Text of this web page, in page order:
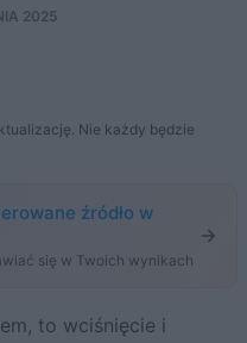
2025
Nie każdy będzie
źródło w
się w Twoich wynikach